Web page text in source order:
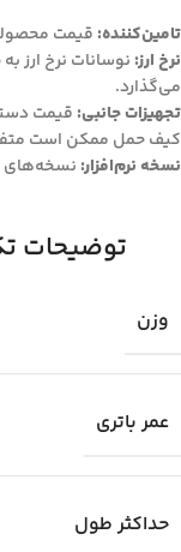
تامین‌کننده: قیمت
نرخ ارز: نوسانات نرخ ارز
می‌گذارد.
تجهیزات جانبی: قیمت
کیف حمل ممکن است
نسخه نرم‌افزار: نسخه‌های
توضیحات
وزن
عمر باتری
حداکثر طول